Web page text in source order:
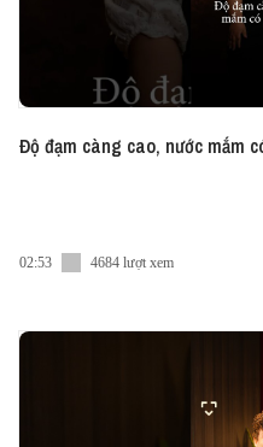
Độ đạm càng cao, nước mắm
02:53 4684 lượt xem